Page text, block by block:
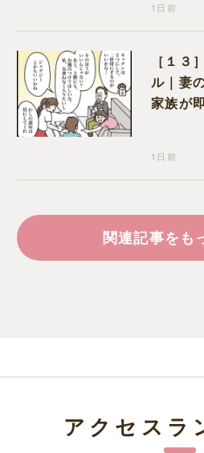
1日前
［１３
ル｜妻
家族が
り上が
1日前
関連記事をも
アクセスラ